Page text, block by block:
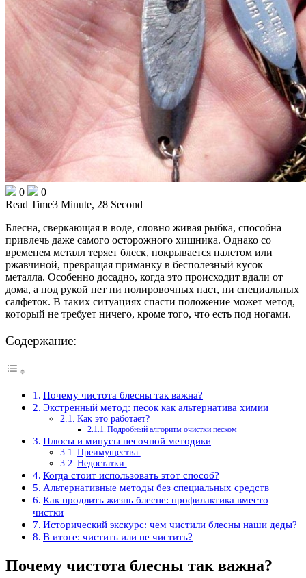
0
0
Read Time3 Minute, 28 Second
Блесна, сверкающая в воде, словно живая рыбка, способна
привлечь даже самого осторожного хищника. Однако со
временем металл теряет блеск, покрывается налетом или
ржавчиной, превращая приманку в бесполезный кусок
металла. Особенно досадно, когда это происходит вдали от
дома, а под рукой нет ни полировочных паст, ни специальных
салфеток. В таких ситуациях спасти положение может метод,
который не требует ничего, кроме того, что есть под ногами.
Содержание:
Почему чистота блесны так важна?
Экстренный метод: песок как альтернатива химии
Как это работает?
Подробный алгоритм очистки песком
Плюсы и минусы песочной методики
Преимущества:
Недостатки:
Когда стоит использовать этот способ?
Альтернативные методы без специальных средств
Как продлить жизнь блесне: профилактика вместо
чистки
Исторический экскурс: чем чистили блесны наши деды?
В итоге: чистить или не чистить?
Почему чистота блесны так важна?